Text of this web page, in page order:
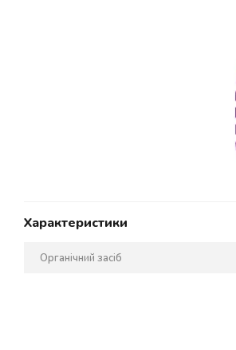
Характеристики
Органічний засіб